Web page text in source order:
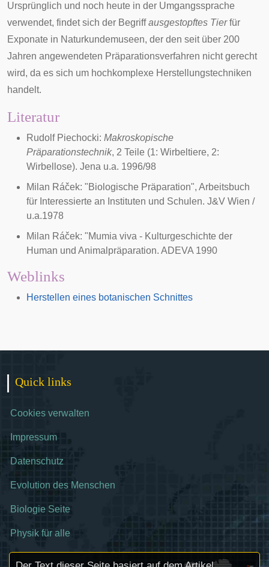
Ursprünglich und noch heute in der Umgangssprache
verwendet, findet sich der Begriffausgestopftes Tierfür
Exponate in Naturkundemuseen, der den seit über 200
Jahren angewendeten Präparationsverfahren nicht gerecht
wird, da es sich um hochkomplexe Herstellungstechniken
handelt.
Literatur
Rudolf Piechocki: Makroskopische
Präparationstechnik, 2 Teile (1: Wirbeltiere, 2:
Wirbellose). Jena u.a. 1996/98
Milan Ráček: "Biologische Präparation", Arbeitsbuch
für Interessierte an Instituten und Schulen. J&V Wien /
u.a.1978
Milan Ráček: "Mumia viva - Kulturgeschichte der
Human und Animalpräparation. ADEVA 1990
Weblinks
Herstellen eines botanischen Schnittes
Quick links
Cookies verwalten
Impressum
Datenschutz
Evolution des Menschen
Biologie Seite
Physik für alle